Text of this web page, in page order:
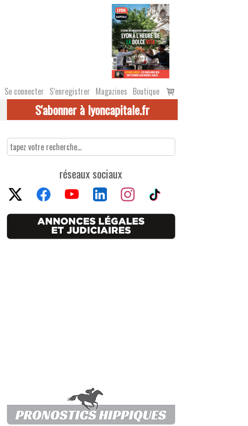
Se connecter S’enregistrer Magazines Boutique
Voir
le
S'abonner à lyoncapitale.fr
réseaux sociaux